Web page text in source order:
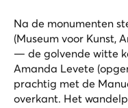
Na de monumenten
(Museum voor Kunst,
— de golvende witte
Amanda Levete
prachtig met de
overkant. Het